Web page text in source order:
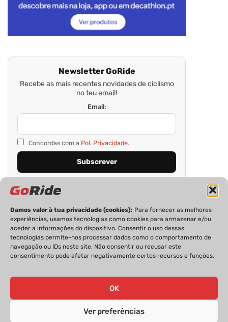
Damos valor à tua privacidade (cookies): Para fornecer as melhores
experiências, usamos tecnologias como cookies para armazenar e/ou
aceder a informações do dispositivo. Consentir o uso dessas
tecnologias permite-nos processar dados como o comportamento de
navegação ou IDs neste site. Não consentir ou recusar este
consentimento pode afetar negativamente certos recursos e funções.
OK
Ver preferências
Newsletter GoRide
Recebe as mais recentes novidades de ciclismo
no teu email!
Email:
Concordas com a Pol. Privacidade.
PRIVACIDADE FICHA TÉCNICA
ESTATUTO EDITORIAL